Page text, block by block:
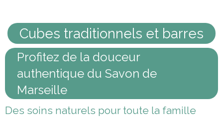
Cubes traditionnels et barres
Profitez de la douceur
authentique du Savon de
Marseille
Des soins naturels pour toute la famille